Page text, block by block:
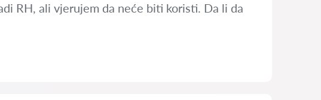
RH, ali vjerujem da neće biti koristi. Da li da